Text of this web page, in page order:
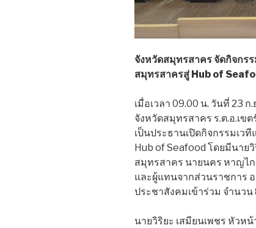
จังหวัดสมุทรสาคร จัดกิจกรร
สมุทรสาครสู่ Hub of
เมื่อเวลา 09.00 น. วันที่ 23
จังหวัดสมุทรสาคร ร.ต.อ.เข
เป็นประธานเปิดกิจกรรมเว
Hub of Seafood โดยมีนาย
สมุทรสาคร นายนคร หาญไ
และผู้แทนจากส่วนราชการ
ประชาสังคมเข้าร่วม จำนวน
นายวิริยะ เสมียนเพชร หัวห